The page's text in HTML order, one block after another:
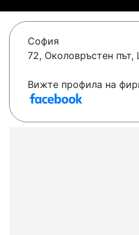
София
72, Околовръстен път,
Вижте профила на